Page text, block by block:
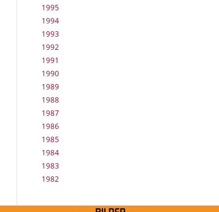
1995
1994
1993
1992
1991
1990
1989
1988
1987
1986
1985
1984
1983
1982